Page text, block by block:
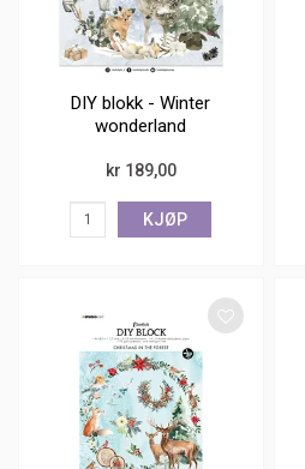
DIY blokk - Winter
wonderland
kr 189,00
KJØP